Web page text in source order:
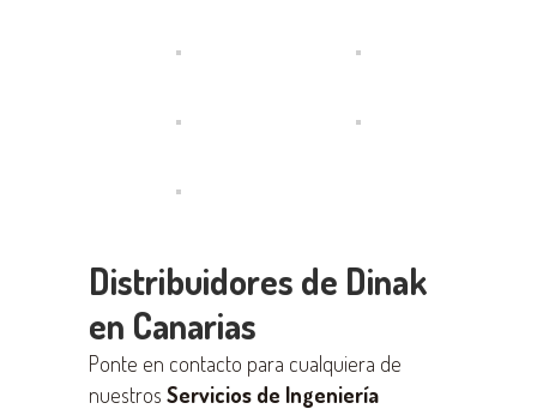
Distribuidores de Dinak
en Canarias
Ponte en contacto para cualquiera de
nuestros Servicios de Ingeniería